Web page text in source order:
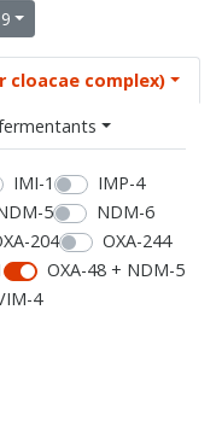
cloacae complex)
IMI-1
IMP-4
5
NDM-6
204
OXA-244
OXA-48 + NDM-5
4